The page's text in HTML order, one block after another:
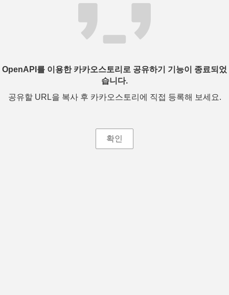
OpenAPI를 이용한 카카오스토리로 공유하기 기능이 종료되었
습니다.
공유할 URL을 복사 후 카카오스토리에 직접 등록해 보세요.
확인